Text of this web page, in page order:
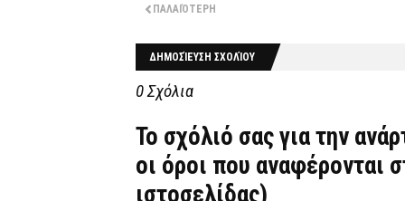
ΠΑΛΑΙΌΤΕΡΗ
ΔΗΜΟΣΊΕΥΣΗ ΣΧΟΛΊΟΥ
0 Σχόλια
Το σχόλιό σας για την
οι όροι που αναφέρονται
ιστοσελίδας)